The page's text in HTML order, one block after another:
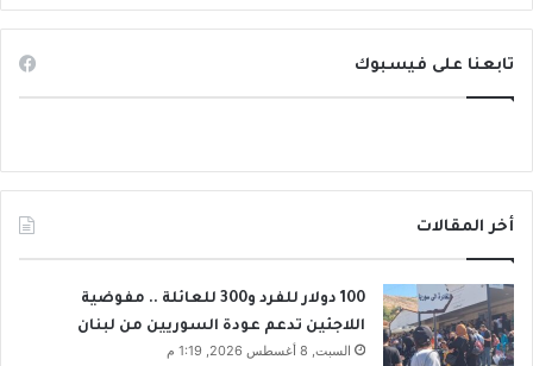
تابعنا على فيسبوك
أخر المقالات
100 دولار للفرد و300 للعائلة .. مفوضية
اللاجئين تدعم عودة السوريين من لبنان
السبت, 8 أغسطس 2026, 1:19 م